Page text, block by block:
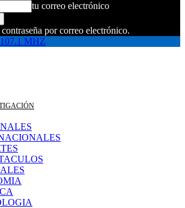
tu correo electrónico
por correo electrónico.
MHZ